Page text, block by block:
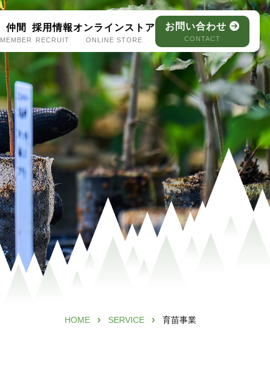
仲間
MEMBER
採用情報
RECRUIT
オンラインストア
ONLINE STORE
お問い合わせ
CONTACT
HOME › SERVICE › 育苗事業